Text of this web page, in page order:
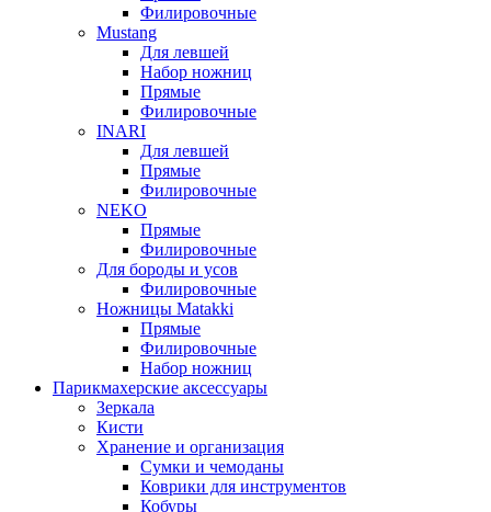
Филировочные
Mustang
Для левшей
Набор ножниц
Прямые
Филировочные
INARI
Для левшей
Прямые
Филировочные
NEKO
Прямые
Филировочные
Для бороды и усов
Филировочные
Ножницы Matakki
Прямые
Филировочные
Набор ножниц
Парикмахерские аксессуары
Зеркала
Кисти
Хранение и организация
Сумки и чемоданы
Коврики для инструментов
Кобуры